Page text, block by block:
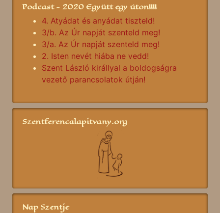
Podcast - 2020 Együtt egy úton!!!!
4. Atyádat és anyádat tiszteld!
3/b. Az Úr napját szenteld meg!
3/a. Az Úr napját szenteld meg!
2. Isten nevét hiába ne vedd!
Szent László királlyal a boldogságra
vezető parancsolatok útján!
Szentferencalapitvany.org
Nap Szentje